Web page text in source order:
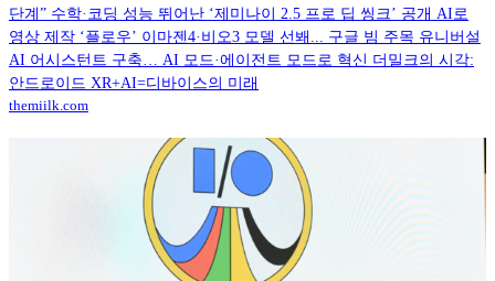
단계” 수학·코딩 성능 뛰어난 ‘제미나이 2.5 프로 딥 씽크’ 공개 AI로
영상 제작 ‘플로우’ 이마젠4·비오3 모델 선봬... 구글 빔 주목 유니버설
AI 어시스턴트 구축… AI 모드·에이전트 모드로 혁신 더밀크의 시각:
안드로이드 XR+AI=디바이스의 미래
themiilk.com